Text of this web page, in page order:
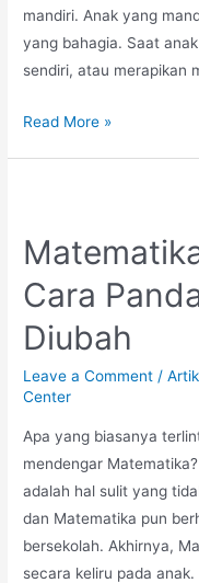
mandiri. Anak yang
yang bahagia. Saat
sendiri, atau merapikan
Ingin
Rahasianya
dalam
Pendekatan
Montessori
Read More »
Cara
Diubah
Leave a Comment /
Center
Apa yang biasanya
mendengar
adalah hal sulit yang
dan Matematika pun
bersekolah. Akhirnya,
secara keliru pada